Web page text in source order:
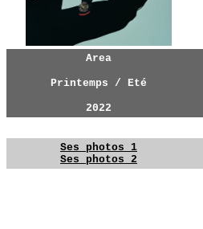
Area
Printemps / Eté
2022
Ses photos 1
Ses photos 2